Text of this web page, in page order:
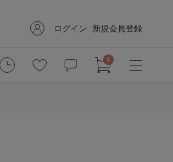
ログイン 新規会員登録
0